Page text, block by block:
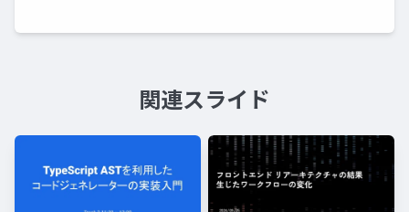
関連スライド